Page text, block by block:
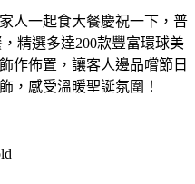
人一起食大餐慶祝一下，普
精選多達200款豐富環球美
作佈置，讓客⼈邊品嚐節⽇
，感受溫暖聖誕氛圍！